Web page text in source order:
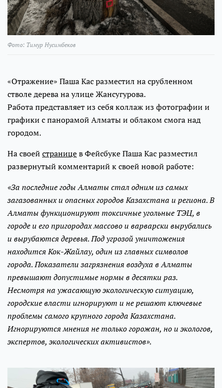
Фото: Тимур Нусимбеков
«Отражение» Паша Кас разместил на срубленном
стволе дерева на улице Жансугурова.
Работа представляет из себя коллаж из фотографии и
графики с панорамой Алматы и облаком смога над
городом.
На своей страницев Фейсбуке Паша Кас разместил
развернутый комментарий к своей новой работе:
«За последние годы Алматы стал одним из самых
загазованных и опасных городов Казахстана и региона. В
Алматы функционируют токсичные угольные ТЭЦ, в
городе и его пригородах массово и варварски вырубались
и вырубаются деревья. Под угрозой уничтожения
находится Кок-Жайлау, один из главных символов
города. Показатели загрязнения воздуха в Алматы
превышают допустимые нормы в десятки раз.
Несмотря на ужасающую экологическую ситуацию,
городские власти игнорируют и не решают ключевые
проблемы самого крупного города Казахстана.
Игнорируются мнения не только горожан, но и экологов,
экспертов, экологических активистов».